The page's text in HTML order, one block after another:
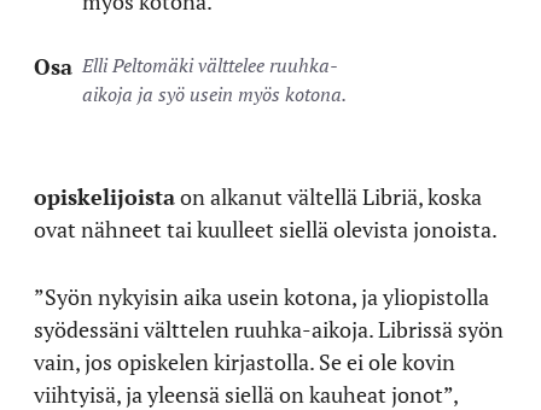
Elli Peltomäki välttelee ruuhka-
aikoja ja syö usein myös kotona.
Osa
opiskelijoistaon alkanut vältellä Libriä, koska
ovat nähneet tai kuulleet siellä olevista jonoista.
”Syön nykyisin aika usein kotona, ja yliopistolla
syödessäni välttelen ruuhka-aikoja. Librissä syön
vain, jos opiskelen kirjastolla. Se ei ole kovin
viihtyisä, ja yleensä siellä on kauheat jonot”,